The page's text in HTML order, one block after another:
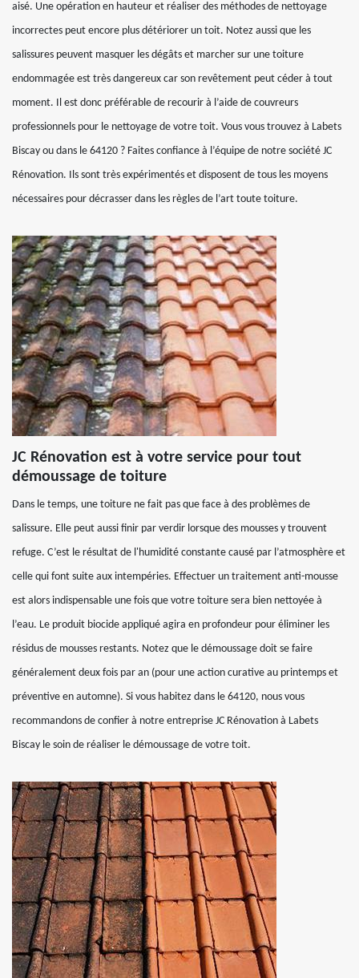
aisé. Une opération en hauteur et réaliser des méthodes de nettoyage
incorrectes peut encore plus détériorer un toit. Notez aussi que les
salissures peuvent masquer les dégâts et marcher sur une toiture
endommagée est très dangereux car son revêtement peut céder à tout
moment. Il est donc préférable de recourir à l’aide de couvreurs
professionnels pour le nettoyage de votre toit. Vous vous trouvez à Labets
Biscay ou dans le 64120 ? Faites confiance à l’équipe de notre société JC
Rénovation. Ils sont très expérimentés et disposent de tous les moyens
nécessaires pour décrasser dans les règles de l’art toute toiture.
JC Rénovation est à votre service pour tout
démoussage de toiture
Dans le temps, une toiture ne fait pas que face à des problèmes de
salissure. Elle peut aussi finir par verdir lorsque des mousses y trouvent
refuge. C’est le résultat de l'humidité constante causé par l’atmosphère et
celle qui font suite aux intempéries. Effectuer un traitement anti-mousse
est alors indispensable une fois que votre toiture sera bien nettoyée à
l’eau. Le produit biocide appliqué agira en profondeur pour éliminer les
résidus de mousses restants. Notez que le démoussage doit se faire
généralement deux fois par an (pour une action curative au printemps et
préventive en automne). Si vous habitez dans le 64120, nous vous
recommandons de confier à notre entreprise JC Rénovation à Labets
Biscay le soin de réaliser le démoussage de votre toit.